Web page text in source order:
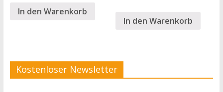
In den Warenkorb
In den Warenkorb
Kostenloser Newsletter